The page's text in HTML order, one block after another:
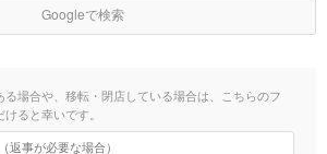
Googleで検索
る場合や、移転・閉店している場合は、こちらのフ
ると幸いです。